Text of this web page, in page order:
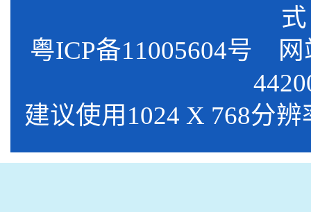
式
粤ICP备11005604号 网
建议使用1024 X 768分